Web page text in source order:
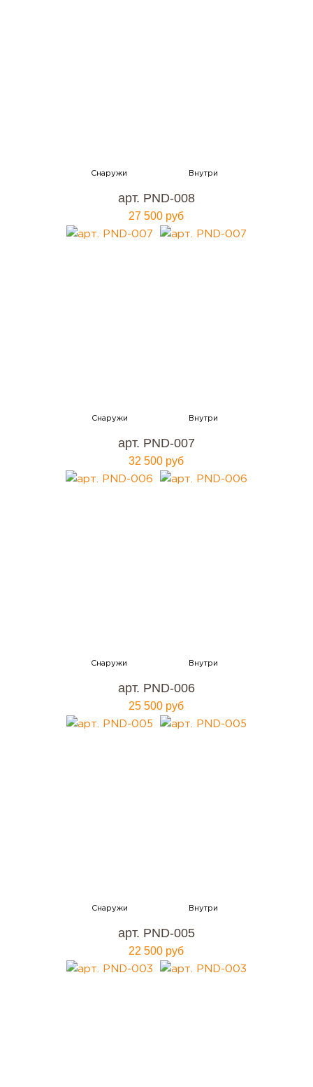
арт. PND-008
27 500 руб
арт. PND-007
32 500 руб
арт. PND-006
25 500 руб
арт. PND-005
22 500 руб